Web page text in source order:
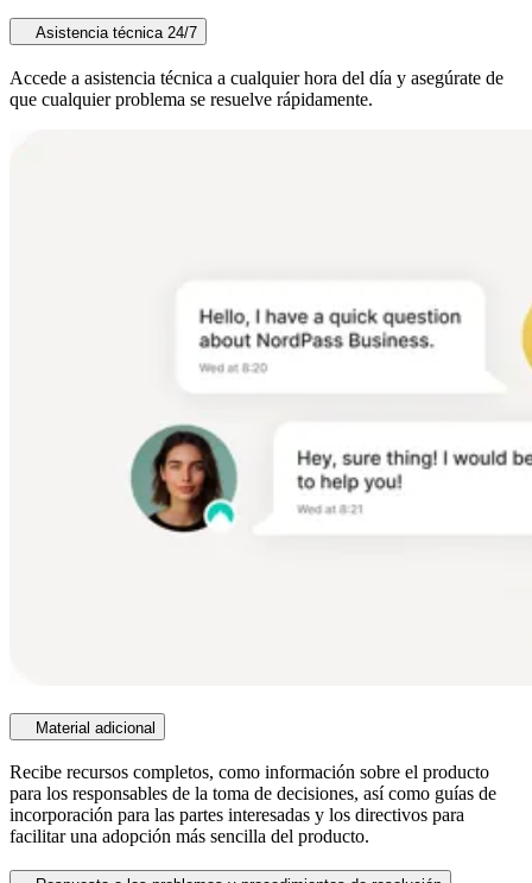
Asistencia técnica 24/7
Accede a asistencia técnica a cualquier hora del día y asegúrate de
que cualquier problema se resuelve rápidamente.
Material adicional
Recibe recursos completos, como información sobre el producto
para los responsables de la toma de decisiones, así como guías de
incorporación para las partes interesadas y los directivos para
facilitar una adopción más sencilla del producto.